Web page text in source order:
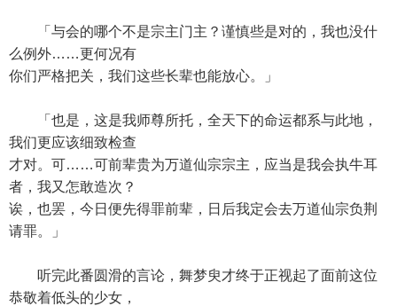
「与会的哪个不是宗主门主？谨慎些是对的，我也没什
么例外……更何况有
你们严格把关，我们这些长辈也能放心。」
「也是，这是我师尊所托，全天下的命运都系与此地，
我们更应该细致检查
才对。可……可前辈贵为万道仙宗宗主，应当是我会执牛耳
者，我又怎敢造次？
诶，也罢，今日便先得罪前辈，日后我定会去万道仙宗负荆
请罪。」
听完此番圆滑的言论，舞梦臾才终于正视起了面前这位
恭敬着低头的少女，